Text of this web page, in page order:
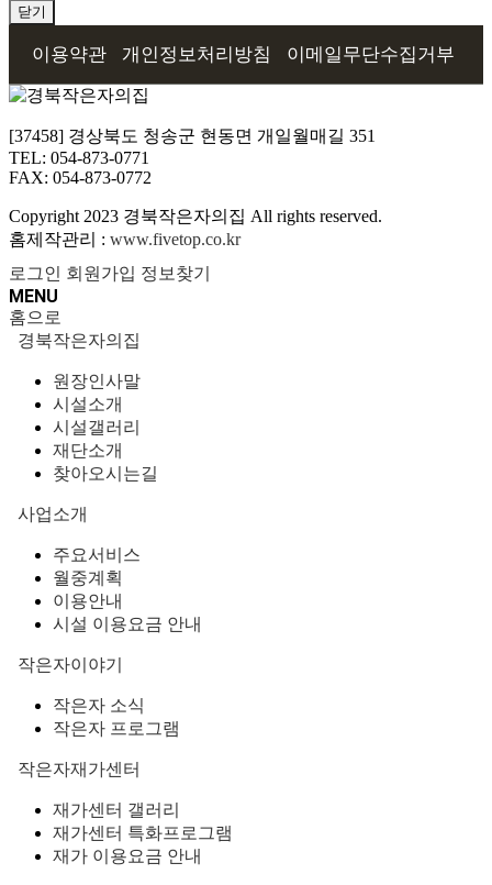
닫기
이용약관 개인정보처리방침 이메일무단수집거부
[37458] 경상북도 청송군 현동면 개일월매길 351
TEL: 054-873-0771
FAX: 054-873-0772
Copyright 2023 경북작은자의집 All rights reserved.
홈제작관리 : www.fivetop.co.kr
로그인 회원가입 정보찾기
MENU
홈으로
경북작은자의집
원장인사말
시설소개
시설갤러리
재단소개
찾아오시는길
사업소개
주요서비스
월중계획
이용안내
시설 이용요금 안내
작은자이야기
작은자 소식
작은자 프로그램
작은자재가센터
재가센터 갤러리
재가센터 특화프로그램
재가 이용요금 안내